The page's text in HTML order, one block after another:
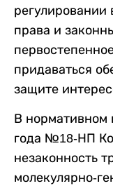
регулировании
права и
придаваться
защите
В нормативном
года №18-НП
незаконность
молекулярно-